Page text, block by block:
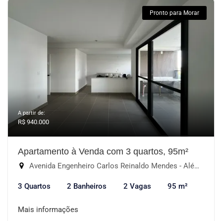
Pronto para Morar
A partir de:
R$ 940.000
Apartamento à Venda com 3 quartos, 95m²
Avenida Engenheiro Carlos Reinaldo Mendes - Além Ponte, Sorocaba-SP
3 Quartos 2 Banheiros 2 Vagas 95 m²
Mais informações